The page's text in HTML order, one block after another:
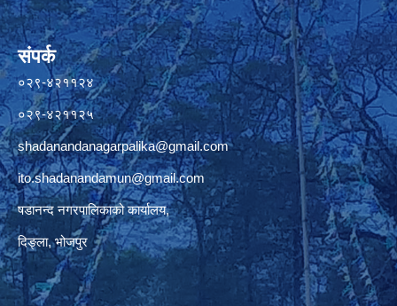
संपर्क
०२९-४२११२४
०२९-४२११२५
shadanandanagarpalika@gmail.com
ito.shadanandamun@gmail.com
षडानन्द नगरपालिकाको कार्यालय,
दिङ्ला, भोजपुर